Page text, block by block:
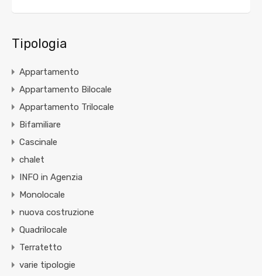
Tipologia
Appartamento
Appartamento Bilocale
Appartamento Trilocale
Bifamiliare
Cascinale
chalet
INFO in Agenzia
Monolocale
nuova costruzione
Quadrilocale
Terratetto
varie tipologie